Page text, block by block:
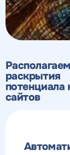
раскрытия
сайтов